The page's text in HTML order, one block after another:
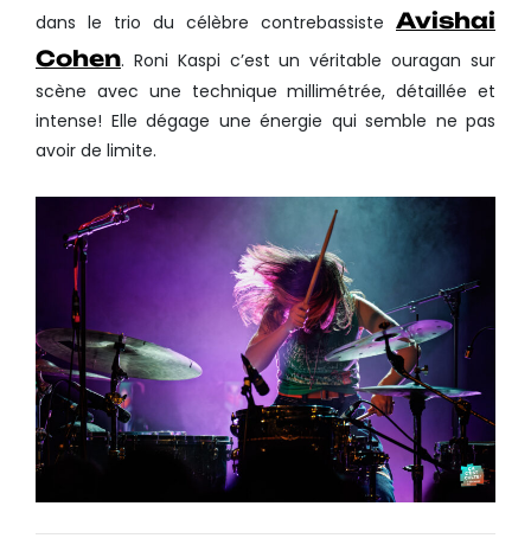
dans le trio du célèbre contrebassiste Avishai
Cohen. Roni Kaspi c’est un véritable ouragan sur
scène avec une technique millimétrée, détaillée et
intense! Elle dégage une énergie qui semble ne pas
avoir de limite.